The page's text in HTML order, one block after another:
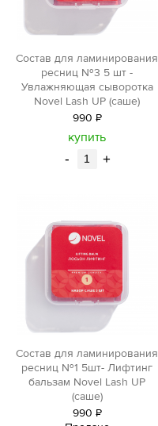
Состав для ламинирования
ресниц №3 5 шт -
Увлажняющая сыворотка
Novel Lash UP (саше)
990 Р
уб.
купить
- +
Состав для ламинирования
ресниц №1 5шт- Лифтинг
бальзам Novel Lash UP
(саше)
990 Р